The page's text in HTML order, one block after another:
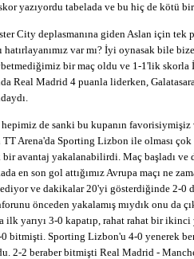
yazıyordu tabelada ve bu hiç de kötü
City deplasmanına giden Aslan için
var mı? İyi oynasak bile
bir maç oldu ve 1-1'lik
Real Madrid 4 puanla liderken,
de sanki bu kupanın favorisiymişiz
TT Arena'da Sporting Lizbon ile olması
avantaj yakalanabilirdi. Maç başladı ve
en son gol attığımız Avrupa maçı ne
ve dakikalar 20'yi gösterdiğinde 2-0
önceden yakalamış mıydık onu da
ilk yarıyı 3-0 kapatıp, rahat rahat bir
0 bitmişti. Sporting Lizbon'u 4-0 yenerek
2-2 beraber bitmişti Real Madrid -